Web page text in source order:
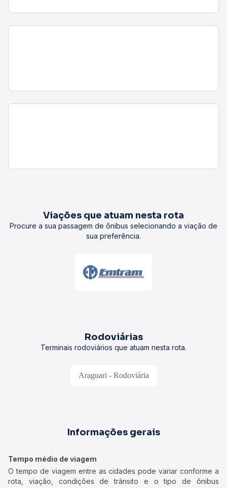
Viações que atuam nesta rota
Procure a sua passagem de ônibus selecionando a viação de
sua preferência.
Rodoviárias
Terminais rodoviários que atuam nesta rota.
Araguari - Rodoviária
Informações gerais
Tempo médio de viagem
O tempo de viagem entre as cidades pode variar conforme a
rota, viação, condições de trânsito e o tipo de ônibus